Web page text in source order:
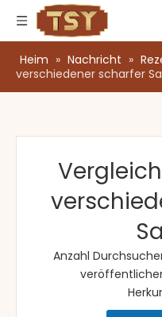
Heim » Nachricht »
verschiedener scharfer
Anzahl